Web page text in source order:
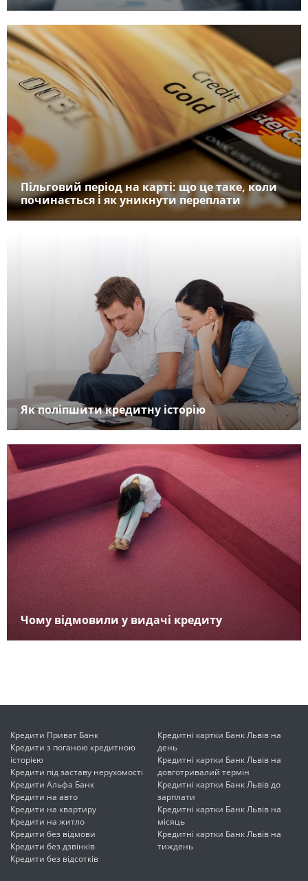
Пільговий період на карті: що це таке, коли
починається і як уникнути переплати
Як поліпшити кредитну історію
Чому відмовили у видачі кредиту
Кредити Приват Банк
Кредити з поганою кредитною
історією
Кредити під заставу нерухомості
Кредити Альфа Банк
Кредити на авто
Кредити на квартиру
Кредити на житло
Кредити без відмови
Кредити без дзвінків
Кредити без відсотків
Кредитні картки Банк Львів на
день
Кредитні картки Банк Львів на
довготривалий термін
Кредитні картки Банк Львів до
зарплати
Кредитні картки Банк Львів на
місяць
Кредитні картки Банк Львів на
тиждень